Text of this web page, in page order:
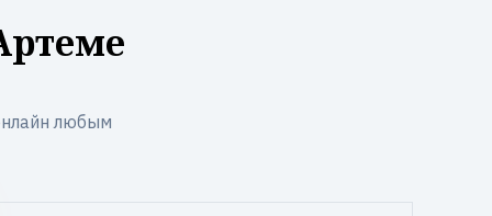
любым